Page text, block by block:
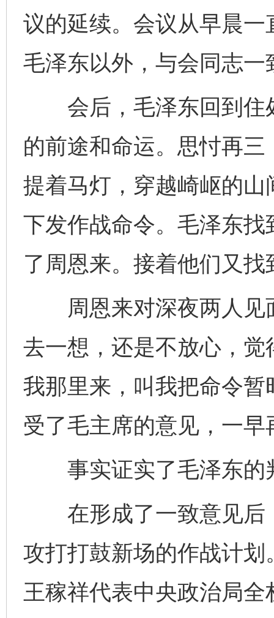
议的延续。会议从早晨
毛泽东以外，与会同志
会后，毛泽东回到住
的前途和命运。思忖再
提着马灯，穿越崎岖的
下发作战命令。毛泽东
了周恩来。接着他们又
周恩来对深夜两人见
去一想，还是不放心，
我那里来，叫我把命令
受了毛主席的意见，一
事实证实了毛泽东的
在形成了一致意见后
攻打打鼓新场的作战计
王稼祥代表中央政治局